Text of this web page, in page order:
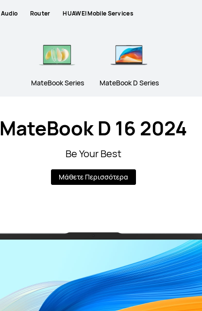
Audio Router HUAWEI Mobile Services
MateBook Series MateBook D Series
MateBook D 16 2024
Be Your Best
Μάθετε Περισσότερα